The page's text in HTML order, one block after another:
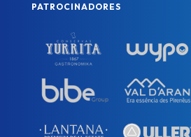
PATROCINADORES